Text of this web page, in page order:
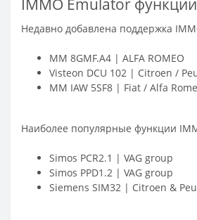
IMMO Emulator
Недавно добавлена поддержка
MM 8GMF.A4 | ALFA ROMEO
Visteon DCU 102 | Citroen /
MM IAW 5SF8 | Fiat / Alfa
Наиболее популярные функции
Simos PCR2.1 | VAG group
Simos PPD1.2 | VAG group
Siemens SIM32 | Citroen &